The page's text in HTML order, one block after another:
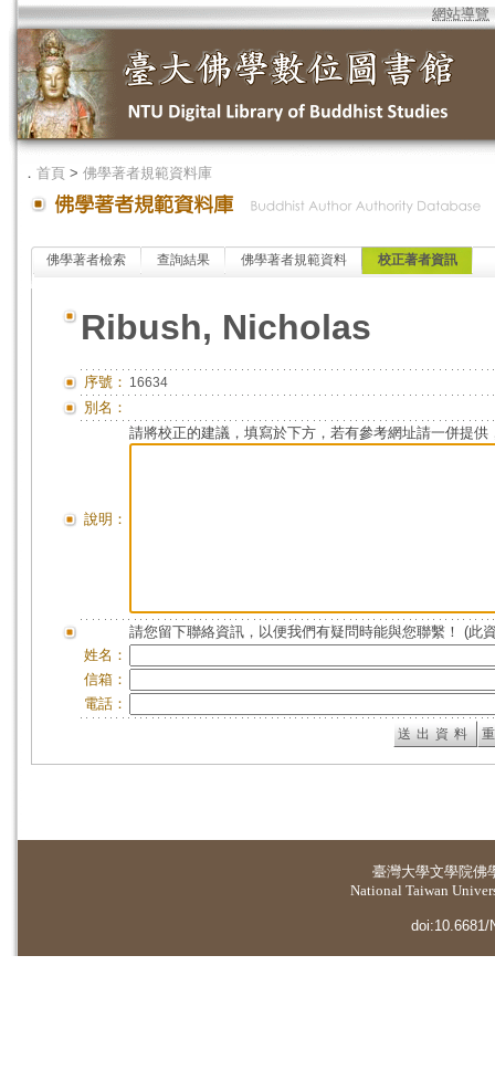
網站導覽
． 首頁 > 佛學著者規範資料庫
佛學著者檢索 查詢結果 佛學著者規範資料 校正著者資訊
Ribush, Nicholas
序號： 16634
別名：
說明：
請將校正的建議，填寫於下方，若有參考網址請一併提供
請您留下聯絡資訊，以便我們有疑問時能與您聯繫！ (此
姓名：
信箱：
電話：
臺灣大學文學院佛
National Taiwan
doi:10.6681/